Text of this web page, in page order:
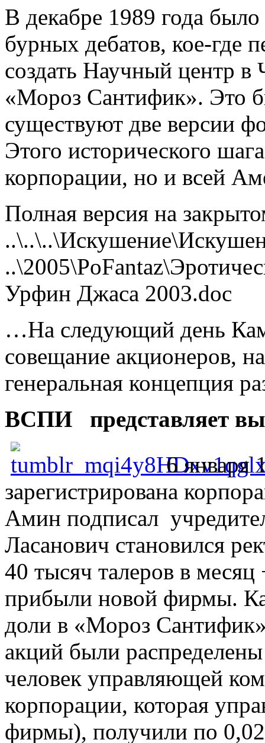
В декабре 1989 года
бурных дебатов, кое-где
создать Научный центр
«Мороз Сантифик». Это
существуют две версии
Этого исторического
корпорации, но и всей
Полная версия на
Урфин Джаса 2003.doc
…На следующий день
совещание акционеров,
генеральная концепция
ВСПИ представляет
6 января
зарегистрирована
Амин подписал
Ласанович становился
40 тысяч талеров в
прибыли новой фирмы.
доли в «Мороз
акций были
человек управляющей
корпорации, которая
фирмы), получили по